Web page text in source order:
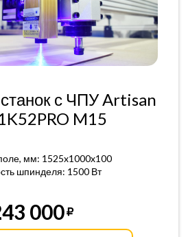
с ЧПУ Artisan
M15
мм: 1525x1000x100
шпинделя: 1500 Вт
000